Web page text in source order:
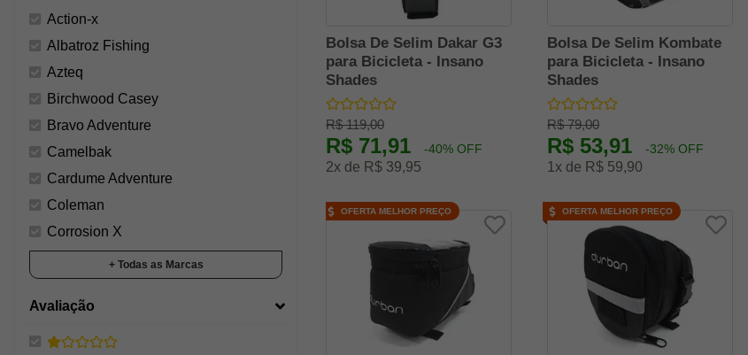
Action-x
Albatroz Fishing
Azteq
Birchwood Casey
Bravo Adventure
Camelbak
Cardume Adventure
Coleman
Corrosion X
Eagle Speed
Echolife
+ Todas as Marcas
Avaliação
Bolsa De Selim Dakar G3
para Bicicleta - Insano
Shades
R$ 119,00
R$ 71,91 -40% OFF
2x de R$ 39,95
Bolsa De Selim Kombate
para Bicicleta - Insano
Shades
R$ 79,00
R$ 53,91 -32% OFF
1x de R$ 59,90
OFERTA MELHOR PREÇO OFERTA MELHOR PREÇO